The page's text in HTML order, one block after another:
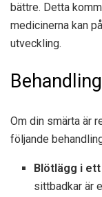
bättre. Detta
medicinerna kan
utveckling.
Om din smärta är
följande
Blötlägg i
sittbadkar är